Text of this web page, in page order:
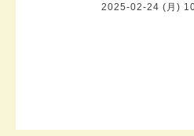
2025-02-24 (月)